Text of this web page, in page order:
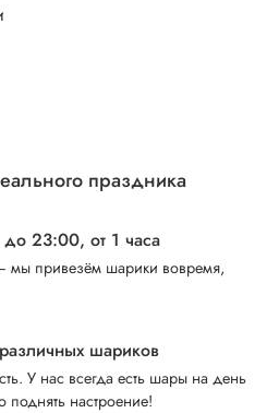
праздника
до 23:00, от 1 часа
мы привезём шарики вовремя,
шариков
У нас всегда есть шары на день
настроение!